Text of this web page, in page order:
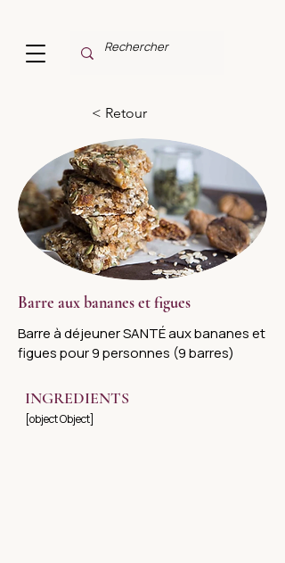
< Retour
Barre aux bananes et figues
Barre à déjeuner SANTÉ aux bananes et
figues pour 9 personnes (9 barres)
INGREDIENTS
[object Object]